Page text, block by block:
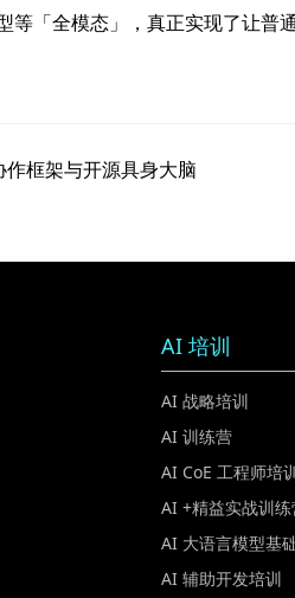
等「全模态」，真正实现了让
框架与开源具身大脑
AI 培训
AI 战略培训
AI 训练营
AI CoE 工程师培
AI +精益实战训
AI 大语言模型基
AI 辅助开发培训